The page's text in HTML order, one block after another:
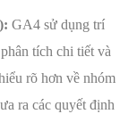
GA4 sử dụng trí
tích chi tiết và
rõ hơn về nhóm
ra các quyết định